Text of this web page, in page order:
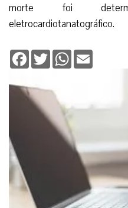
morte foi
eletrocardiotanatográfico.
Facebook
TwitterWhatsApp